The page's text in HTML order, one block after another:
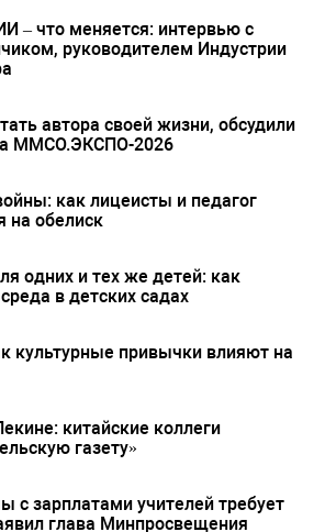
– что меняется: интервью с
руководителем Индустрии
автора своей жизни, обсудили
ММСО.ЭКСПО-2026
как лицеисты и педагог
на обелиск
одних и тех же детей: как
в детских садах
культурные привычки влияют на
китайские коллеги
газету»
с зарплатами учителей требует
глава Минпросвещения